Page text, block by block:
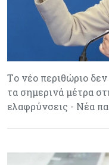
Tο νέο περιθώριο
τα σημερινά μέτρα
ελαφρύνσεις - Νέα